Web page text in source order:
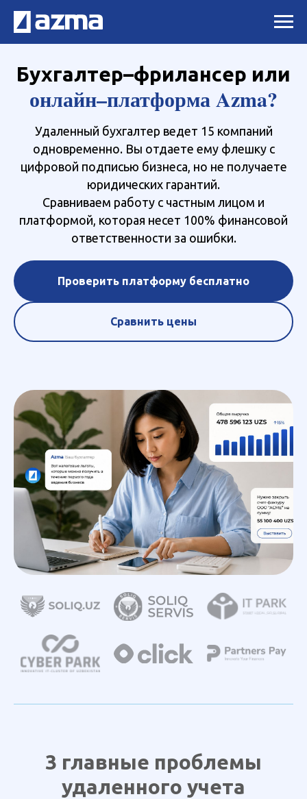
Бухгалтер–фрилансер или
онлайн–платформа Azma?
Удаленный бухгалтер ведет 15 компаний
одновременно. Вы отдаете ему флешку с
цифровой подписью бизнеса, но не получаете
юридических гарантий.
Сравниваем работу с частным лицом и
платформой, которая несет 100% финансовой
ответственности за ошибки.
Проверить платформу бесплатно
Сравнить цены
3 главные проблемы
удаленного учета